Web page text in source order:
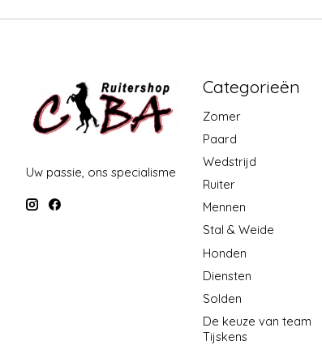
Uw passie, ons specialisme
Categorieën
Zomer
Paard
Wedstrijd
Ruiter
Mennen
Stal & Weide
Honden
Diensten
Solden
De keuze van team
Tijskens